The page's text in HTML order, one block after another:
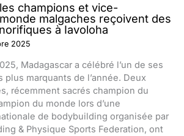
champions et vice-
malgaches reçoivent des
à Iavoloha
2025
Madagascar a célébré l’un de ses
marquants de l’année. Deux
récemment sacrés champion du
du monde lors d’une
de bodybuilding organisée par
& Physique Sports Federation, ont